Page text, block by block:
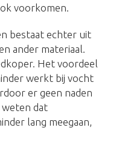
voorkomen.
bestaat echter uit
ander materiaal.
Het voordeel
werkt bij vocht
er geen naden
weten dat
lang meegaan,